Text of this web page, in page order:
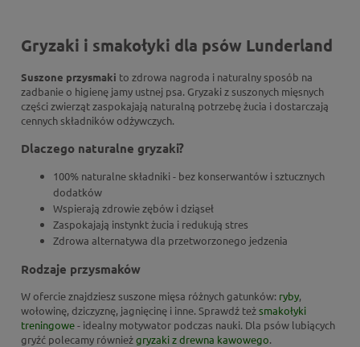
Gryzaki i smakołyki dla psów Lunderland
Suszone przysmaki to zdrowa nagroda i naturalny sposób na
zadbanie o higienę jamy ustnej psa. Gryzaki z suszonych mięsnych
części zwierząt zaspokajają naturalną potrzebę żucia i dostarczają
cennych składników odżywczych.
Dlaczego naturalne gryzaki?
100% naturalne składniki - bez konserwantów i sztucznych
dodatków
Wspierają zdrowie zębów i dziąseł
Zaspokajają instynkt żucia i redukują stres
Zdrowa alternatywa dla przetworzonego jedzenia
Rodzaje przysmaków
W ofercie znajdziesz suszone mięsa różnych gatunków: ryby,
wołowinę, dziczyznę, jagnięcinę i inne. Sprawdź teżsmakołyki
treningowe- idealny motywator podczas nauki. Dla psów lubiących
gryźć polecamy równieżgryzaki z drewna kawowego.